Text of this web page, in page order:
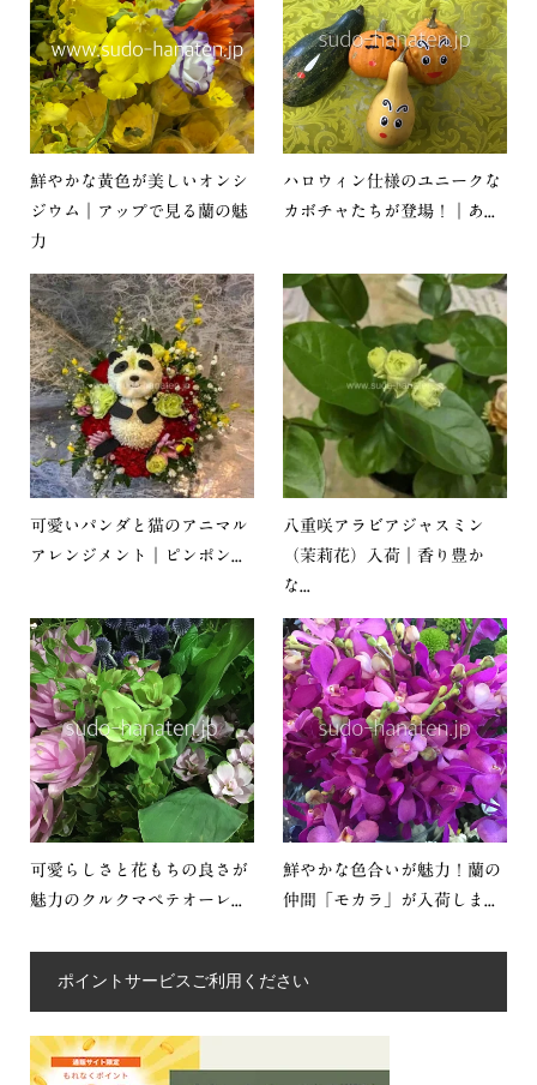
鮮やかな黄色が美しいオンシ
ジウム｜アップで見る蘭の魅
力
ハロウィン仕様のユニークな
カボチャたちが登場！｜あ...
可愛いパンダと猫のアニマル
アレンジメント｜ピンポン...
八重咲アラビアジャスミン
（茉莉花）入荷｜香り豊か
な...
可愛らしさと花もちの良さが
魅力のクルクマペテオーレ...
鮮やかな色合いが魅力！蘭の
仲間「モカラ」が入荷しま...
ポイントサービスご利用ください